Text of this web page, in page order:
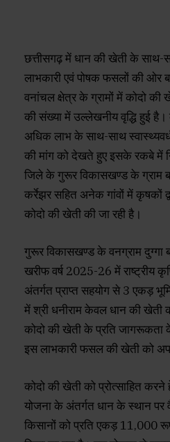
छत्तीसगढ़ में धान की खेती के
लाभकारी एवं पोषक फसलों की ओर
वनांचल क्षेत्र के ग्रामों में कोदो
की संख्या में उल्लेखनीय वृद्धि हुई
अधिक लाभ के साथ-साथ
की मांग को देखते हुए इसके रकबे में
जिले के गुरूर विकासखण्ड के ग्राम
कर्रेझर सहित अनेक गांवों में कृषकों
कोदो की खेती की जा रही है।
गुरूर विकासखण्ड के वनग्राम दुग्गा
खरीफ वर्ष 2025-26 में राष्ट्रीय
अंतर्गत प्राप्त सहयोग से 3 एकड़
में श्री धनीराम केवल धान की खेती
कोदो की खेती के प्रति जागरूकता
इस लाभकारी फसल की खेती को
कोदो की खेती को प्रोत्साहित करने
योजना के अंतर्गत धान के स्थान
किसानों को प्रति एकड़ 11,000